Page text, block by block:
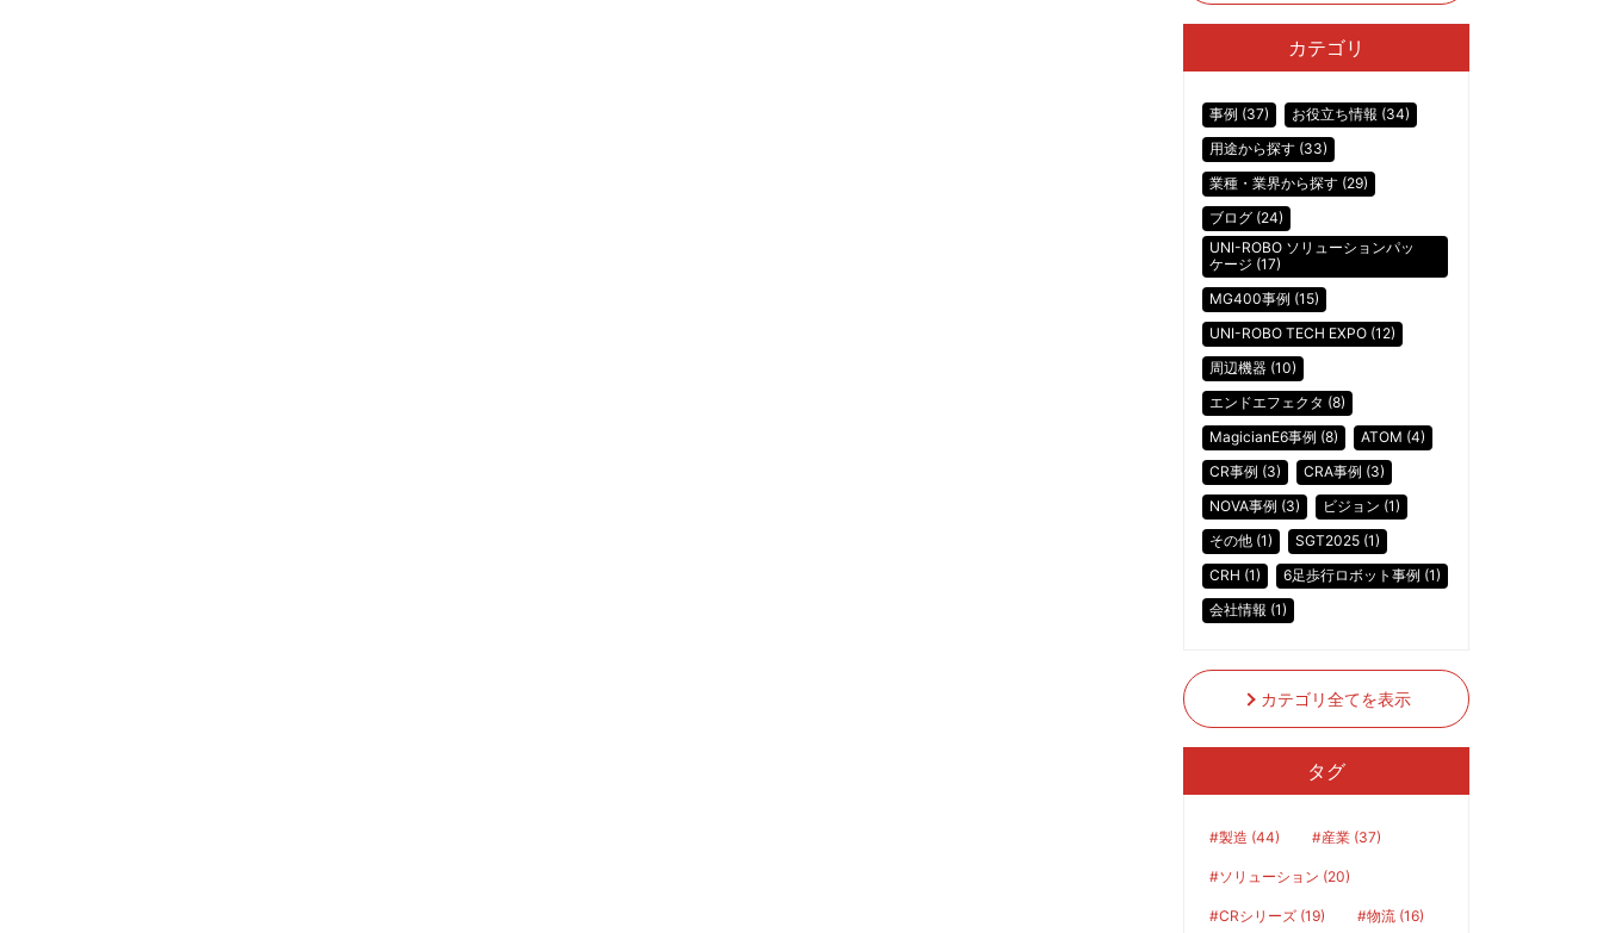
カテゴリ
事例 (37)
お役立ち情報 (34)
用途から探す (33)
業種・業界から探す (29)
ブログ (24)
UNI-ROBO ソリューションパッ
ケージ (17)
MG400事例 (15)
UNI-ROBO TECH EXPO (12)
周辺機器 (10)
エンドエフェクタ (8)
MagicianE6事例 (8)
ATOM (4)
CR事例 (3)
CRA事例 (3)
NOVA事例 (3)
ビジョン (1)
その他 (1)
SGT2025 (1)
CRH (1)
6足歩行ロボット事例 (1)
会社情報 (1)
カテゴリ全てを表示
タグ
#製造 (44) #産業 (37)
#ソリューション (20)
#CRシリーズ (19) #物流 (16)